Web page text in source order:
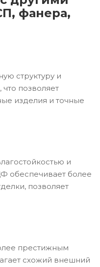
фанера,
структуру и
позволяет
изделия и точные
и
обеспечивает более
позволяет
престижным
схожий внешний